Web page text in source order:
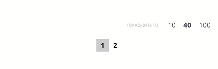
ПОКАЗЫВАТЬ ПО: 10 40 100
1 2